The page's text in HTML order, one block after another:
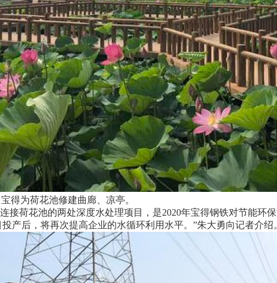
得为荷花池修建曲廊、凉亭。
荷花池的两处深度水处理项目，是2020年宝得钢铁对节能环
产后，将再次提高企业的水循环利用水平。”朱大勇向记者介绍